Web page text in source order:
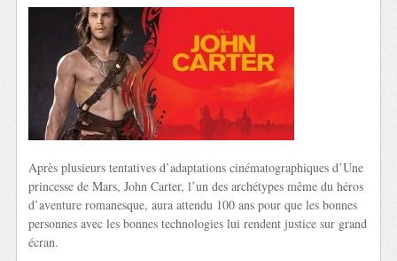
Après plusieurs tentatives d’adaptations cinématographiques d’Une
princesse de Mars, John Carter, l’un des archétypes même du héros
d’aventure romanesque, aura attendu 100 ans pour que les bonnes
personnes avec les bonnes technologies lui rendent justice sur grand
écran.